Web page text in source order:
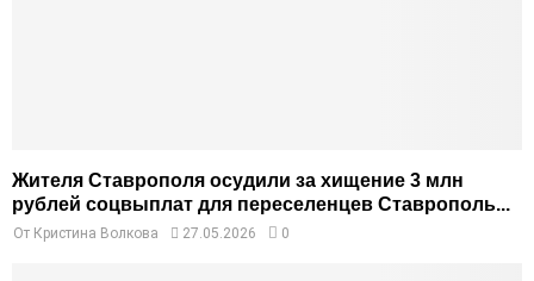
Жителя Ставрополя осудили за хищение 3 млн
рублей соцвыплат для переселенцев Ставрополь...
От Кристина Волкова 27.05.2026 0